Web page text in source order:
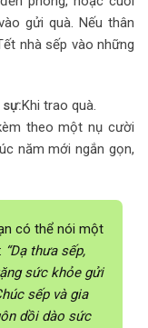
gửi quà. Nếu thân
nhà sếp vào những
Khi trao quà.
theo một nụ cười
năm mới ngắn gọn,
có thể nói một
“Dạ thưa sếp,
sức khỏe gửi
sếp và gia
dồi dào sức